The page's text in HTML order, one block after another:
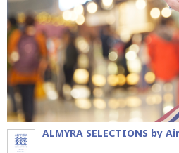
ALMYRA SELECTIONS by Air